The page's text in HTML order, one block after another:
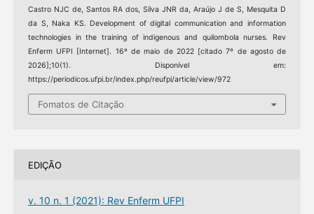
Castro NJC de, Santos RA dos, Silva JNR da, Araújo J de S, Mesquita D
da S, Naka KS. Development of digital communication and information
technologies in the training of indigenous and quilombola nurses. Rev
Enferm UFPI [Internet]. 16º de maio de 2022 [citado 7º de agosto de
2026];10(1). Disponível em:
https://periodicos.ufpi.br/index.php/reufpi/article/view/972
Fomatos de Citação
EDIÇÃO
v. 10 n. 1 (2021): Rev Enferm UFPI